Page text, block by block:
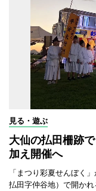
見る・遊ぶ
大仙の払田柵跡
加え開催へ
「まつり彩夏せんぼく
払田字仲谷地）で開かれ